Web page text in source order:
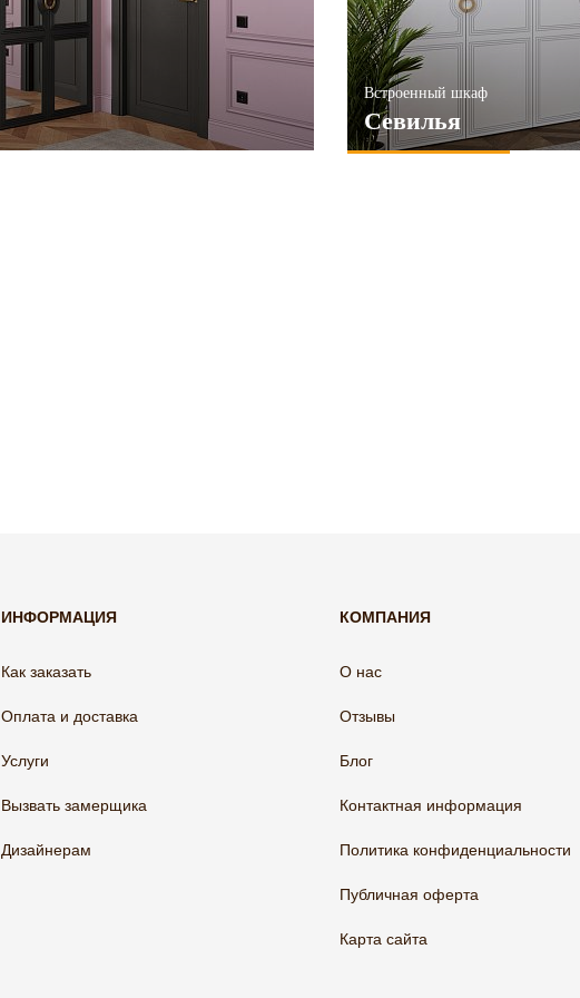
Встроенный шкаф
Севилья
ИНФОРМАЦИЯ
Как заказать
Оплата и доставка
Услуги
Вызвать замерщика
Дизайнерам
КОМПАНИЯ
О нас
Отзывы
Блог
Контактная информация
Политика конфиденциальности
Публичная оферта
Карта сайта